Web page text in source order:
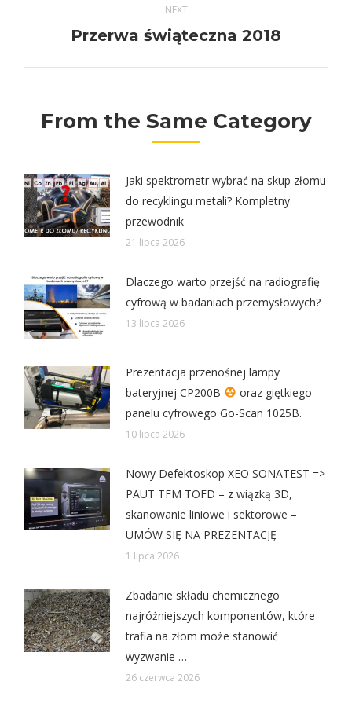
NEXT
Next
Przerwa świąteczna 2018
From the Same Category
Jaki spektrometr wybrać na skup złomu
do recyklingu metali? Kompletny
przewodnik
21 lipca 2026
Dlaczego warto przejść na radiografię
cyfrową w badaniach przemysłowych?
13 lipca 2026
Prezentacja przenośnej lampy
bateryjnej CP200B
oraz giętkiego
panelu cyfrowego Go-Scan 1025B.
10 lipca 2026
Nowy Defektoskop XEO SONATEST =>
PAUT TFM TOFD – z wiązką 3D,
skanowanie liniowe i sektorowe –
UMÓW SIĘ NA PREZENTACJĘ
1 lipca 2026
Zbadanie składu chemicznego
najróżniejszych komponentów, które
trafia na złom może stanowić
wyzwanie …
26 czerwca 2026